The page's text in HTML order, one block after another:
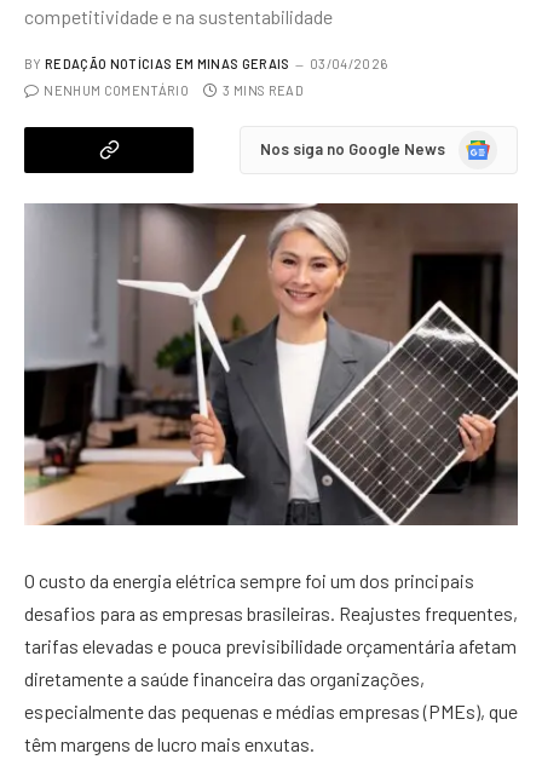
competitividade e na sustentabilidade
BY REDAÇÃO NOTÍCIAS EM MINAS GERAIS
03/04/2026
NENHUM COMENTÁRIO
3 MINS READ
Nos siga no Google News
Google
O custo da energia elétrica sempre foi um dos principais
desafios para as empresas brasileiras. Reajustes frequentes,
tarifas elevadas e pouca previsibilidade orçamentária afetam
diretamente a saúde financeira das organizações,
especialmente das pequenas e médias empresas (PMEs), que
têm margens de lucro mais enxutas.